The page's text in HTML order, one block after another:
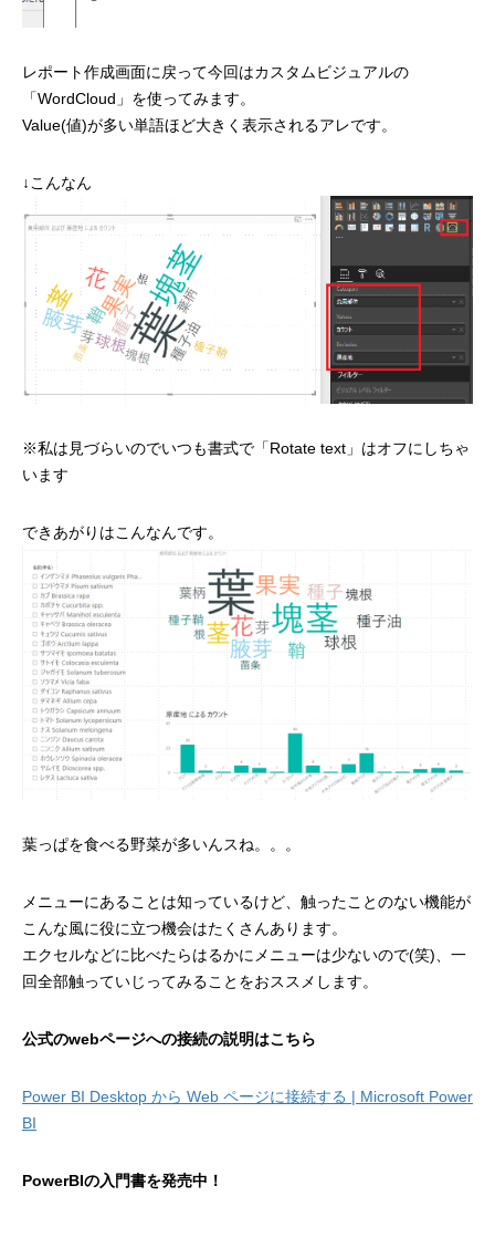
レポート作成画面に戻って今回はカスタムビジュアルの
「WordCloud」を使ってみます。
Value(値)が多い単語ほど大きく表示されるアレです。
↓こんなん
※私は見づらいのでいつも書式で「Rotate text」はオフにしちゃ
います
できあがりはこんなんです。
葉っぱを食べる野菜が多いんスね。。。
メニューにあることは知っているけど、触ったことのない機能が
こんな風に役に立つ機会はたくさんあります。
エクセルなどに比べたらはるかにメニューは少ないので(笑)、一
回全部触っていじってみることをおススメします。
公式のwebページへの接続の説明はこちら
Power BI Desktop から Web ページに接続する | Microsoft Power
BI
PowerBIの入門書を発売中！